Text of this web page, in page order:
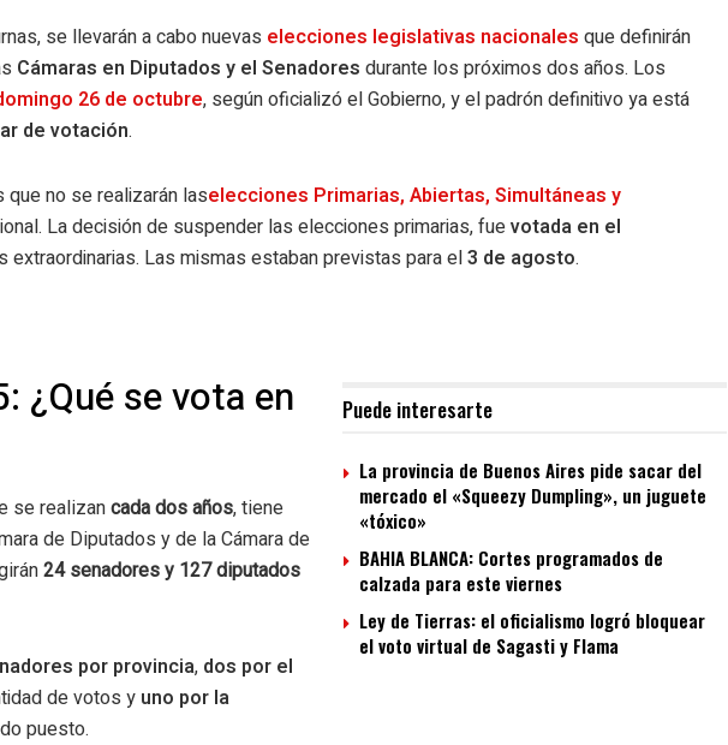
se llevarán a cabo nuevas elecciones legislativas nacionales que definirán
Cámaras en Diputados y el Senadores durante los próximos dos años. Los
26 de octubre, según oficializó el Gobierno, y el padrón definitivo ya está
de votación.
no se realizarán laselecciones Primarias, Abiertas, Simultáneas y
La decisión de suspender las elecciones primarias, fuevotada en el
extraordinarias. Las mismas estaban previstas para el3 de agosto.
Puede interesarte
La provincia de Buenos Aires pide sacar del
mercado el «Squeezy Dumpling», un juguete
«tóxico»
BAHIA BLANCA: Cortes programados de
calzada para este viernes
Ley de Tierras: el oficialismo logró bloquear
el voto virtual de Sagasti y Flama
¿Qué se vota en
se realizan cada dos años, tiene
de Diputados y de la Cámara de
24 senadores y 127 diputados
por provincia, dos por el
de votos y uno por la
puesto.